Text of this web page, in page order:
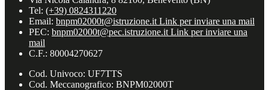
Tel: (+39) 0824311220
Email: bnpm02000t@istruzione.it Link per inviare una mail
PEC: bnpm02000t@pec.istruzione.it Link per inviare una
mail
C.F.: 80004270627
Cod. Univoco: UF7TTS
Cod. Meccanografico: BNPM02000T